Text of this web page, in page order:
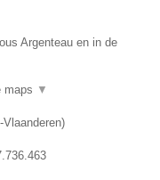
Argenteau en in de
maps ▼
Vlaanderen)